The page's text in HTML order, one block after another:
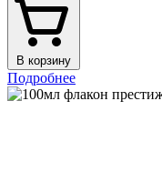
В корзину
Подробнее